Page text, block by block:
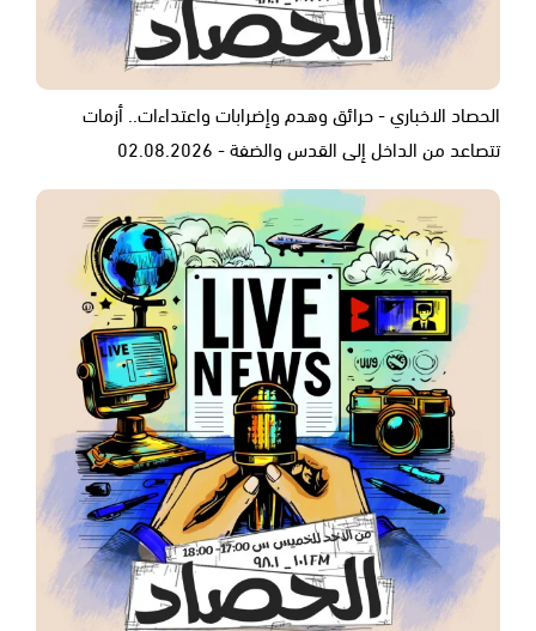
الحصاد الاخباري - حرائق وهدم وإضرابات واعتداءات.. أزمات
تتصاعد من الداخل إلى القدس والضفة - 02.08.2026